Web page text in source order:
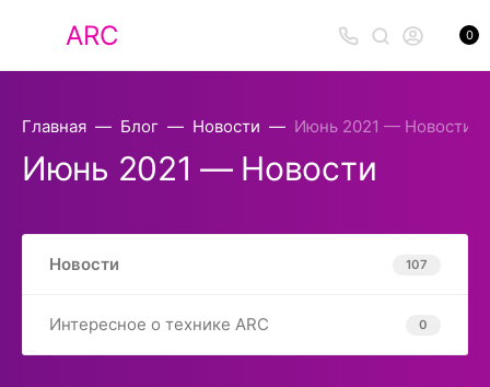
ARC 0
Главная Блог Новости Июнь 2021 — Новости
Июнь 2021 — Новости
Новости 107
Интересное о технике ARC 0